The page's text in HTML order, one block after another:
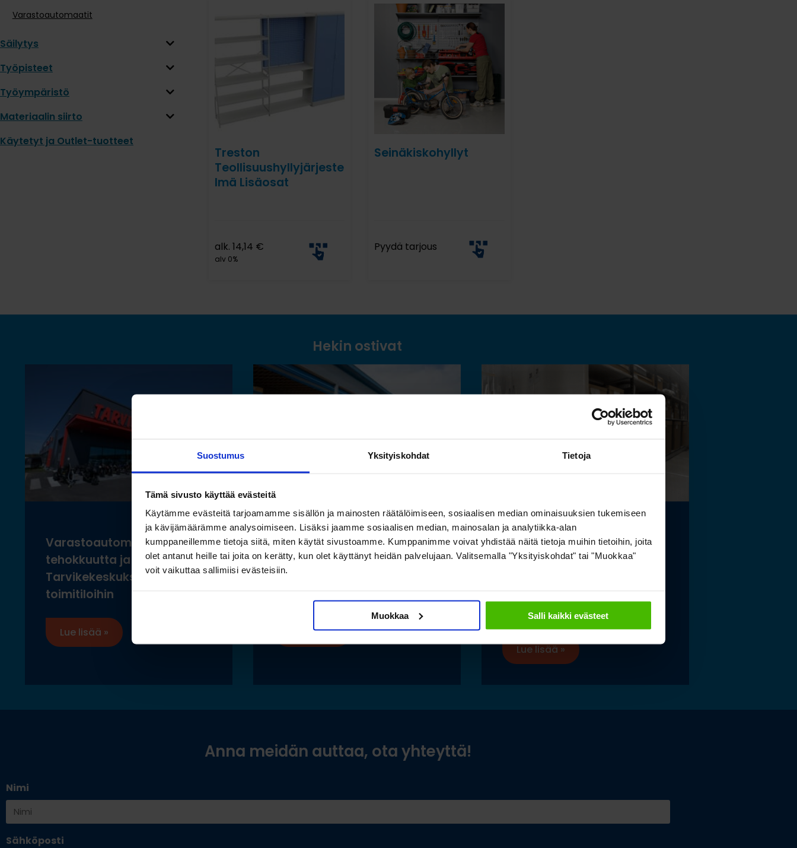
Suostumus Yksityiskohdat Tietoja
Tämä sivusto käyttää evästeitä
Käytämme evästeitä tarjoamamme sisällön ja mainosten räätälöimiseen, sosiaalisen median ominaisuuksien tukemiseen
ja kävijämäärämme analysoimiseen. Lisäksi jaamme sosiaalisen median, mainosalan ja analytiikka-alan
kumppaneillemme tietoja siitä, miten käytät sivustoamme. Kumppanimme voivat yhdistää näitä tietoja muihin tietoihin, joita
olet antanut heille tai joita on kerätty, kun olet käyttänyt heidän palvelujaan. Valitsemalla "Yksityiskohdat" tai "Muokkaa"
voit vaikuttaa sallimiisi evästeisiin.
Muokkaa Salli kaikki evästeet
Varastoautomaatit
Säilytys
Työpisteet
Työympäristö
Materiaalin siirto
Käytetyt ja Outlet-tuotteet
Treston
Teollisuushyllyjärjeste
lmä Lisäosat
alk. 14,14 €
alv 0%
Seinäkiskohyllyt
Pyydä tarjous
Hekin ostivat
Varastoautomaatilla
tehokkuutta ja ergonomiaa
Tarvikekeskuksen uusiin
toimitiloihin
Lue lisää »
Toimivat säilytysratkaisut
pitkälle tavaralle Hartman
Raudan toiminnan
Lue lisää »
Saamelaismuseon ja
luontokeskuksen
säilytysratkaisut
Lue lisää »
Anna meidän auttaa, ota yhteyttä!
Nimi
Sähköposti